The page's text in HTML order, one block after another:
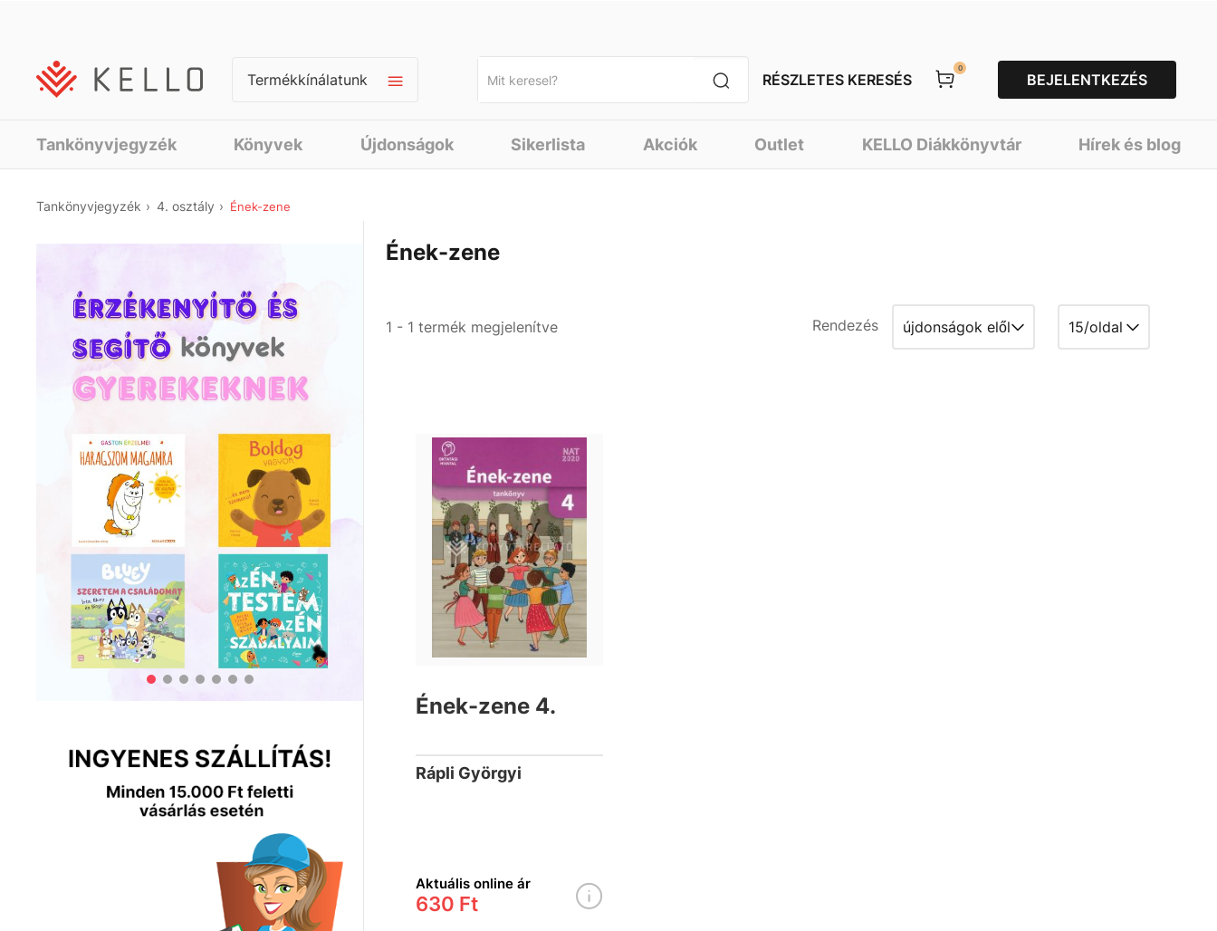
Termékkínálatunk RÉSZLETES KERESÉS
0
BEJELENTKEZÉS
Tankönyvjegyzék Könyvek Újdonságok Sikerlista Akciók Outlet KELLO Diákkönyvtár Hírek és blog
Tankönyvjegyzék 4. osztály Ének-zene
Ének-zene
1 - 1 termék megjelenítve Rendezés
Ének-zene 4.
Rápli Györgyi
Aktuális online ár
630 Ft